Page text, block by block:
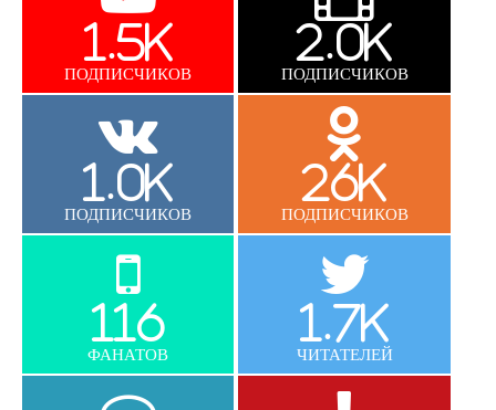
1.5K
ПОДПИСЧИКОВ
2.0K
ПОДПИСЧИКОВ
1.0K
ПОДПИСЧИКОВ
26K
ПОДПИСЧИКОВ
116
ФАНАТОВ
1.7K
ЧИТАТЕЛЕЙ